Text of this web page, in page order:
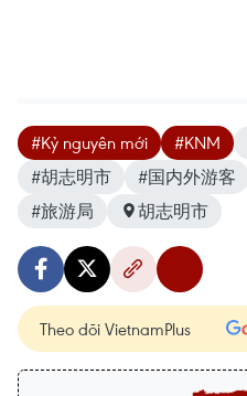
#Kỷ nguyên mới #KNM
#胡志明市
#国内外游客
#旅游局
胡志明市
Theo dõi VietnamPlus